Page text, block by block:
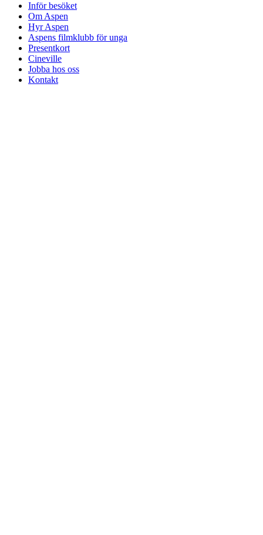
Inför besöket
Om Aspen
Hyr Aspen
Aspens filmklubb för unga
Presentkort
Cineville
Jobba hos oss
Kontakt